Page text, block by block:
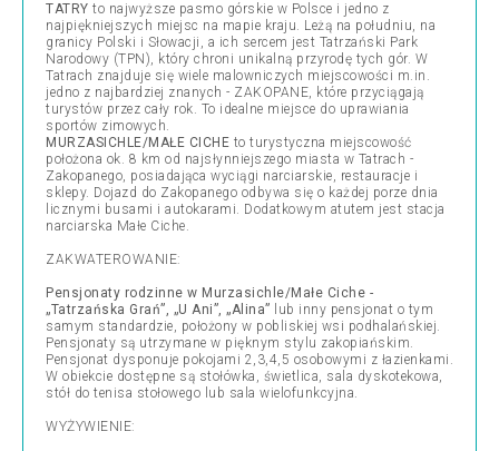
TATRY to najwyższe pasmo górskie w Polsce i jedno z
najpiękniejszych miejsc na mapie kraju. Leżą na południu, na
granicy Polski i Słowacji, a ich sercem jest Tatrzański Park
Narodowy (TPN), który chroni unikalną przyrodę tych gór. W
Tatrach znajduje się wiele malowniczych miejscowości m.in.
jedno z najbardziej znanych - ZAKOPANE, które przyciągają
turystów przez cały rok. To idealne miejsce do uprawiania
sportów zimowych.
MURZASICHLE/MAŁE CICHE to turystyczna miejscowość
położona ok. 8 km od najsłynniejszego miasta w Tatrach -
Zakopanego, posiadająca wyciągi narciarskie, restauracje i
sklepy. Dojazd do Zakopanego odbywa się o każdej porze dnia
licznymi busami i autokarami. Dodatkowym atutem jest stacja
narciarska Małe Ciche.
ZAKWATEROWANIE:
Pensjonaty rodzinne w Murzasichle/Małe Ciche -
„Tatrzańska Grań”, „U Ani”, „Alina” lub inny pensjonat o tym
samym standardzie, położony w pobliskiej wsi podhalańskiej.
Pensjonaty są utrzymane w pięknym stylu zakopiańskim.
Pensjonat dysponuje pokojami 2,3,4,5 osobowymi z łazienkami.
W obiekcie dostępne są stołówka, świetlica, sala dyskotekowa,
stół do tenisa stołowego lub sala wielofunkcyjna.
WYŻYWIENIE: